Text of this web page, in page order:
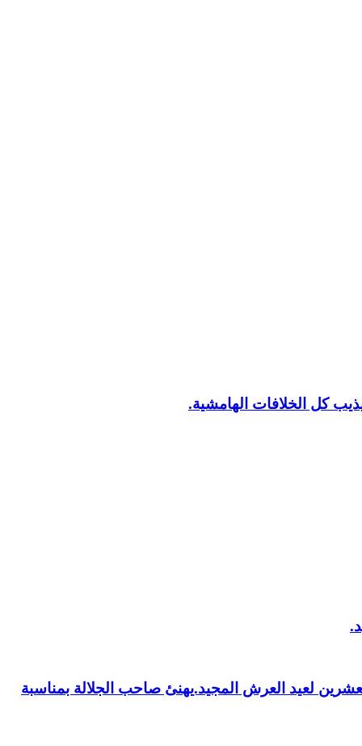
كل الخلافات الهامشية.
لعيد العرش المجيد.يهنئ صاحب الجلالة بمناسبة